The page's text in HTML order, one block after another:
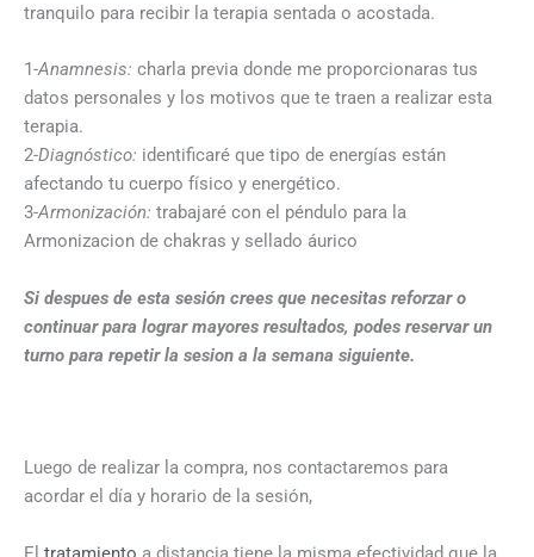
tranquilo para recibir la terapia sentada o acostada.
1-Anamnesis: charla previa donde me proporcionaras tus
datos personales y los motivos que te traen a realizar esta
terapia.
2-Diagnóstico: identificaré que tipo de energías están
afectando tu cuerpo físico y energético.
3-Armonización: trabajaré con el péndulo para la
Armonizacion de chakras y sellado áurico
Si despues de esta sesión crees que necesitas reforzar o
continuar para lograr mayores resultados, podes reservar un
turno para repetir la sesion a la semana siguiente.
Luego de realizar la compra, nos contactaremos para
acordar el día y horario de la sesión,